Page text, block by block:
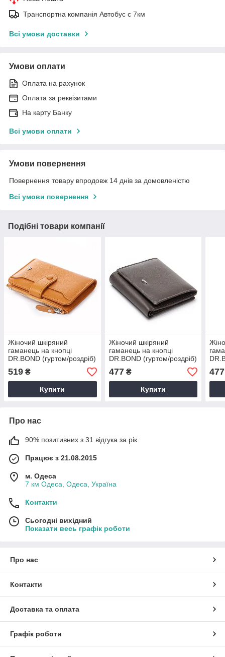
Транспортна компанія Автобус с 7км
Всі умови доставки
Умови оплати
Оплата на рахунок
Оплата за реквізитами
На карту Банку
Всі умови оплати
Умови повернення
Повернення товару впродовж 14 днів за домовленістю
Всі умови повернення
Подібні товари компанії
Жіночий шкіряний
гаманець на кнопці
DR.BOND (гуртом/роздріб)
519 ₴
Купити
Жіночий шкіряний
гаманець на кнопці
DR.BOND (гуртом/роздріб)
477₴
Купити
477
Про нас
90% позитивних з 31 відгука за рік
Працює з 21.08.2015
м. Одеса
7 км Одеса, Одеса, Україна
Контакти
Сьогодні вихідний
Показати весь графік роботи
Про нас
Контакти
Доставка та оплата
Графік роботи